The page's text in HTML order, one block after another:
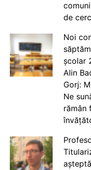
de
Noi
școlar
Alin
Gorj:
Ne
rămân